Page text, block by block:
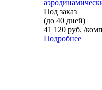
Под заказ
(до 40 дней)
41 120 руб. /
Подробнее